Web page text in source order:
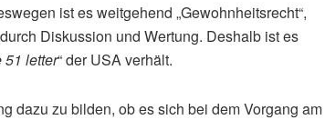
ist es weitgehend „Gewohnheitsrecht“,
Diskussion und Wertung. Deshalb ist es
51 letter“ der USA verhält.
dazu zu bilden, ob es sich bei dem Vorgang am